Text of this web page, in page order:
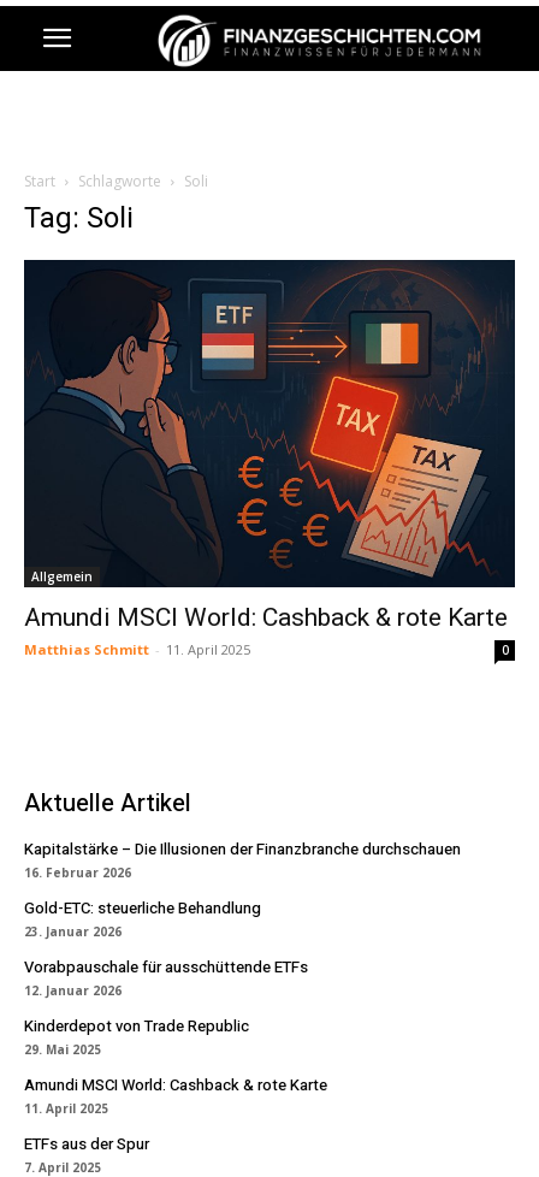
Start Schlagworte Soli
Tag: Soli
Allgemein
Amundi MSCI World: Cashback & rote Karte
Matthias Schmitt - 11. April 2025 0
Aktuelle Artikel
Kapitalstärke – Die Illusionen der Finanzbranche durchschauen
16. Februar 2026
Gold-ETC: steuerliche Behandlung
23. Januar 2026
Vorabpauschale für ausschüttende ETFs
12. Januar 2026
Kinderdepot von Trade Republic
29. Mai 2025
Amundi MSCI World: Cashback & rote Karte
11. April 2025
ETFs aus der Spur
7. April 2025